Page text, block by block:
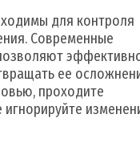
для контроля
Современные
ее
проходите